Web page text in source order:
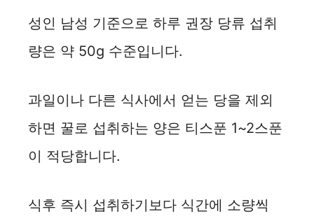
성인 남성 기준으로 하루 권장 당류 섭취
량은 약 50g 수준입니다.
과일이나 다른 식사에서 얻는 당을 제외
하면 꿀로 섭취하는 양은 티스푼 1~2스푼
이 적당합니다.
식후 즉시 섭취하기보다 식간에 소량씩